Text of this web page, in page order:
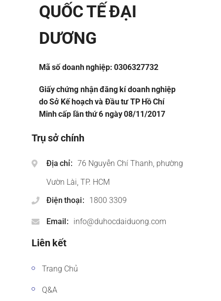
QUỐC TẾ ĐẠI
DƯƠNG
Mã số doanh nghiệp: 0306327732
Giấy chứng nhận đăng kí doanh nghiệp
do Sở Kế hoạch và Đầu tư TP Hồ Chí
Minh cấp lần thứ 6 ngày 08/11/2017
Trụ sở chính
Địa chỉ
76 Nguyễn Chí Thanh, phường
Vườn Lài, TP. HCM
Điện thoại
1800 3309
Email info@duhocdaiduong.com
Liên kết
Trang Chủ
Q&A